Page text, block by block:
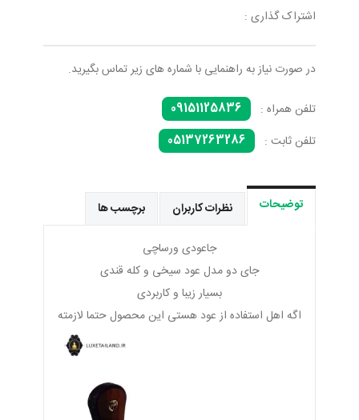
اشتراک گذاری :
در صورت نیاز به راهنمایی با شماره های زیر تماس بگیرید.
تلفن همراه :
09151125836
تلفن ثابت :
05137263286
توضیحات نظرات کاربران برچسب ها
جاعودی ورساچی
جای دو مدل عود سیخی و کله قندی
بسیار زیبا و کاربردی
اگه اهل استفاده از عود هستی این محصول حتما لازمته